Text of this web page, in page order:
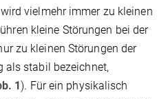
vielmehr immer zu kleinen
kleine Störungen bei der
zu kleinen Störungen der
als stabil bezeichnet,
1). Für ein physikalisch